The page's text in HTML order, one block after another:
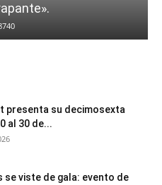
presenta su decimosexta
al 30 de...
se viste de gala: evento de